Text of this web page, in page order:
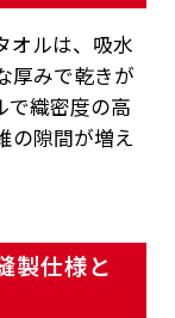
オルは、吸水
厚みで乾きが
で織密度の高
の隙間が増え
製仕様と